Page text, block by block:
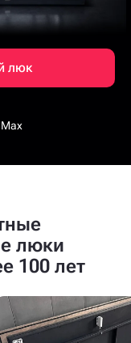
люк
люки
100 лет